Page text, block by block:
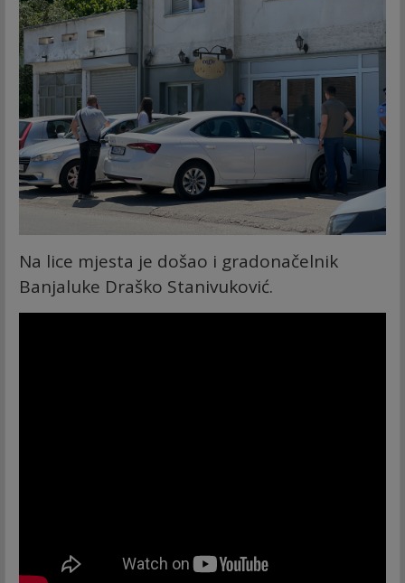
Na lice mjesta je došao i gradonačelnik
Banjaluke Draško Stanivuković.